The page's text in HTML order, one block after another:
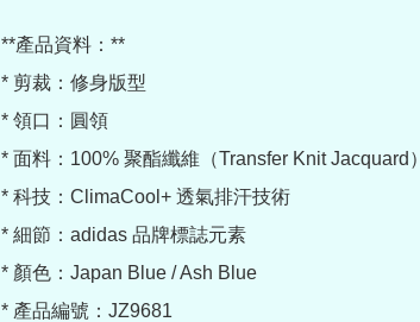
**產品資料：**
* 剪裁：修身版型
* 領口：圓領
* 面料：100% 聚酯纖維（Transfer Knit Jacquard）
* 科技：ClimaCool+ 透氣排汗技術
* 細節：adidas 品牌標誌元素
* 顏色：Japan Blue / Ash Blue
* 產品編號：JZ9681